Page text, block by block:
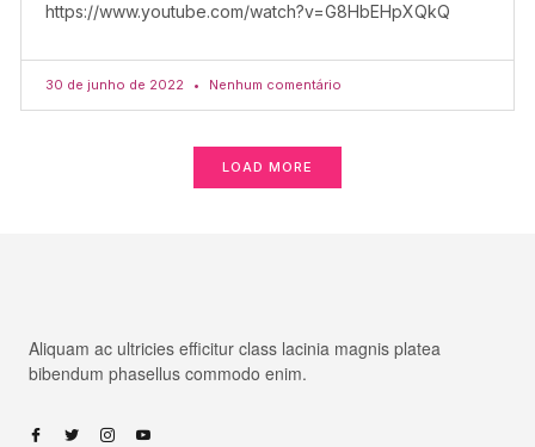
https://www.youtube.com/watch?v=G8HbEHpXQkQ
30 de junho de 2022 Nenhum comentário
LOAD MORE
Aliquam ac ultricies efficitur class lacinia magnis platea
bibendum phasellus commodo enim.